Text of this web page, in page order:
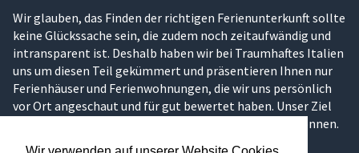
Wir glauben, das Finden der richtigen Ferienunterkunft sollte
keine Glückssache sein, die zudem noch zeitaufwändig und
intransparent ist. Deshalb haben wir bei Traumhaftes Italien
uns um diesen Teil gekümmert und präsentieren Ihnen nur
Ferienhäuser und Ferienwohnungen, die wir uns persönlich
vor Ort angeschaut und für gut bewertet haben. Unser Ziel
ist es, dass Sie Ihren Traumurlaub in Italien erleben können.